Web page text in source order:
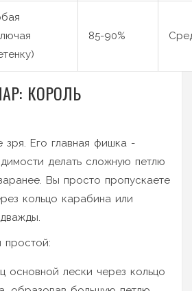
85-90%
КОРОЛЬ
зря. Его главная фишка -
делать сложную петлю
Вы просто пропускаете
кольцо карабина или
простой:
основной лески через кольцо